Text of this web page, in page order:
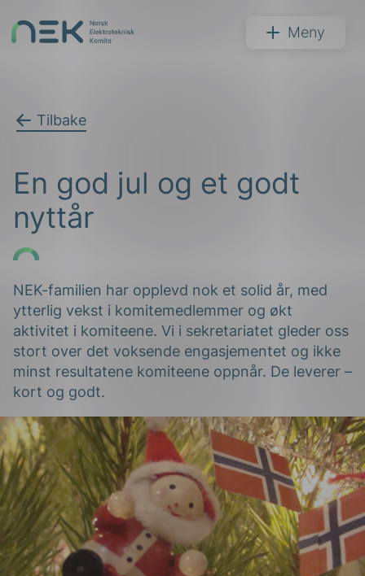
NEK Meny
Tilbake
En god jul og et godt
nyttår
NEK-familien har opplevd nok et solid år, med
ytterlig vekst i komitemedlemmer og økt
aktivitet i komiteene. Vi i sekretariatet gleder oss
stort over det voksende engasjementet og ikke
minst resultatene komiteene oppnår. De leverer –
kort og godt.